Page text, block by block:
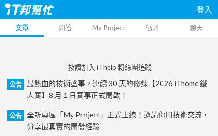
登入
文章 問答 My Project 徵才 聊天
按讚加入 iThelp 粉絲團追蹤
公告
最熱血的技術盛事，連續 30 天的修煉【2026 iThome 鐵
人賽】8 月 1 日賽事正式開啟！
公告
全新專區「My Project」正式上線！邀請你用技術交流，
分享最真實的開發經驗